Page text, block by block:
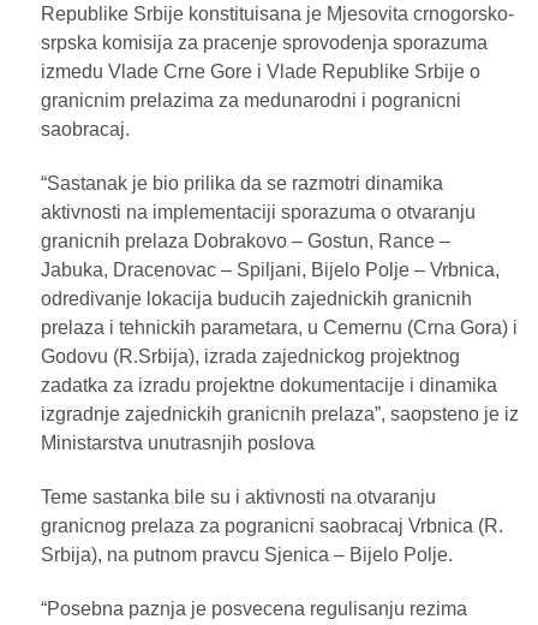
Republike Srbije konstituisana je Mjesovita crnogorsko-
srpska komisija za pracenje sprovodenja sporazuma
izmedu Vlade Crne Gore i Vlade Republike Srbije o
granicnim prelazima za medunarodni i pogranicni
saobracaj.
“Sastanak je bio prilika da se razmotri dinamika
aktivnosti na implementaciji sporazuma o otvaranju
granicnih prelaza Dobrakovo – Gostun, Rance –
Jabuka, Dracenovac – Spiljani, Bijelo Polje – Vrbnica,
odredivanje lokacija buducih zajednickih granicnih
prelaza i tehnickih parametara, u Cemernu (Crna Gora) i
Godovu (R.Srbija), izrada zajednickog projektnog
zadatka za izradu projektne dokumentacije i dinamika
izgradnje zajednickih granicnih prelaza”, saopsteno je iz
Ministarstva unutrasnjih poslova
Teme sastanka bile su i aktivnosti na otvaranju
granicnog prelaza za pogranicni saobracaj Vrbnica (R.
Srbija), na putnom pravcu Sjenica – Bijelo Polje.
“Posebna paznja je posvecena regulisanju rezima